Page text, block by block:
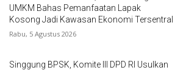
UMKM Bahas Pemanfaatan Lapak
Kosong Jadi Kawasan Ekonomi Tersentral
Rabu, 5 Agustus 2026
Singgung BPSK, Komite III DPD RI Usulkan